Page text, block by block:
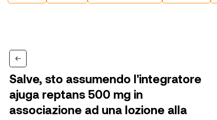
Salve, sto assumendo l'integratore
ajuga reptans 500 mg in
associazione ad una lozione alla